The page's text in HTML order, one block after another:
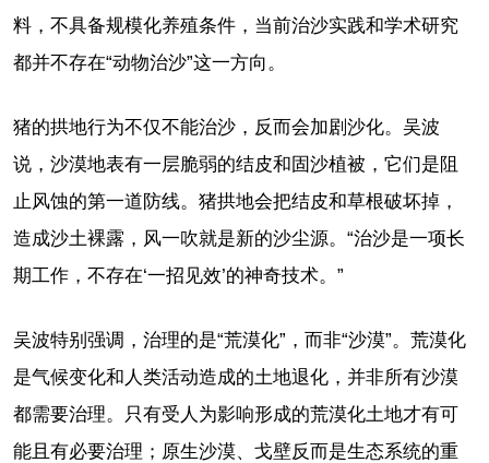
料，不具备规模化养殖条件，当前治沙实践和学术研究
都并不存在“动物治沙”这一方向。
猪的拱地行为不仅不能治沙，反而会加剧沙化。吴波
说，沙漠地表有一层脆弱的结皮和固沙植被，它们是阻
止风蚀的第一道防线。猪拱地会把结皮和草根破坏掉，
造成沙土裸露，风一吹就是新的沙尘源。“治沙是一项长
期工作，不存在‘一招见效’的神奇技术。”
吴波特别强调，治理的是“荒漠化”，而非“沙漠”。荒漠化
是气候变化和人类活动造成的土地退化，并非所有沙漠
都需要治理。只有受人为影响形成的荒漠化土地才有可
能且有必要治理；原生沙漠、戈壁反而是生态系统的重